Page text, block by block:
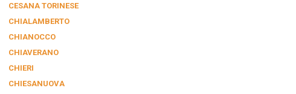
CESANA TORINESE
CHIALAMBERTO
CHIANOCCO
CHIAVERANO
CHIERI
CHIESANUOVA